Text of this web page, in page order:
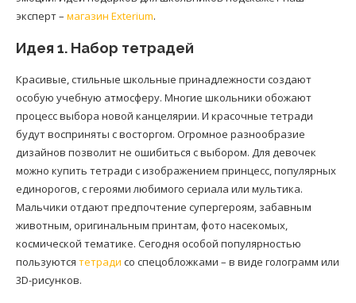
эксперт – магазин Exterium.
Идея 1. Набор тетрадей
Красивые, стильные школьные принадлежности создают
особую учебную атмосферу. Многие школьники обожают
процесс выбора новой канцелярии. И красочные тетради
будут восприняты с восторгом. Огромное разнообразие
дизайнов позволит не ошибиться с выбором. Для девочек
можно купить тетради с изображением принцесс, популярных
единорогов, с героями любимого сериала или мультика.
Мальчики отдают предпочтение супергероям, забавным
животным, оригинальным принтам, фото насекомых,
космической тематике. Сегодня особой популярностью
пользуются тетради со спецобложками – в виде голограмм или
3D-рисунков.